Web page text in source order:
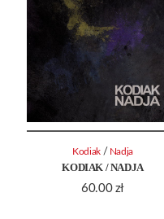
KODIAK / NADJA
60.00 zł
Kodiak / Nadja